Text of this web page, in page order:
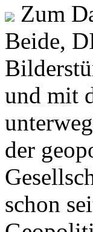
Zum
Beide,
und mit
der
schon